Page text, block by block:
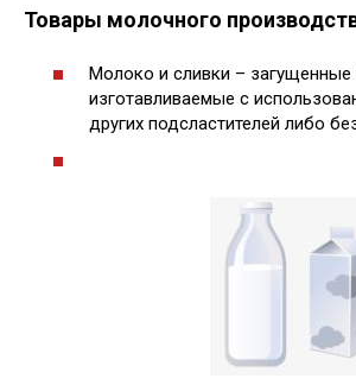
Товары молочного
Молоко и сливки – загущенные
изготавливаемые с
других подсластителей либо